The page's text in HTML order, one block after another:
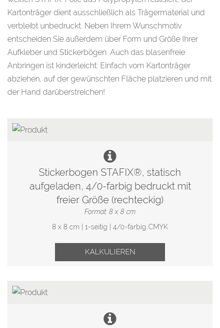
Kartonträger dient ausschließlich als Trägermaterial und
verbleibt unbedruckt. Neben Ihrem Wunschmotiv
entscheiden Sie außerdem über Form und Größe Ihrer
Aufkleber und Stickerbögen. Auch das blasenfreie
Anbringen ist kinderleicht: Einfach vom Kartonträger
abziehen, auf der gewünschten Fläche platzieren und mit
der Hand darüberstreichen!
Stickerbogen STAFIX®, statisch
aufgeladen, 4/0-farbig bedruckt mit
freier Größe (rechteckig)
Format: 8 x 8 cm
8 x 8 cm | 1-seitig | 4/0-farbig CMYK
KALKULIEREN